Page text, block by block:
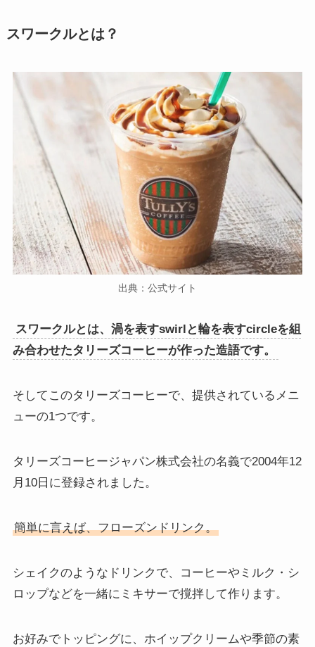
スワークルとは？
出典：公式サイト
スワークルとは、渦を表すswirlと輪を表すcircleを組
み合わせたタリーズコーヒーが作った造語です。
そしてこのタリーズコーヒーで、提供されているメニ
ューの1つです。
タリーズコーヒージャパン株式会社の名義で2004年12
月10日に登録されました。
簡単に言えば、フローズンドリンク。
シェイクのようなドリンクで、コーヒーやミルク・シ
ロップなどを一緒にミキサーで撹拌して作ります。
お好みでトッピングに、ホイップクリームや季節の素